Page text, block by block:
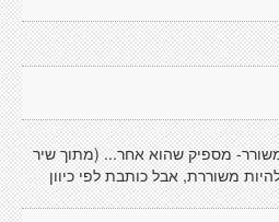
מספיק שהוא אחר... (מתוך שיר
משוררת, אבל כותבת לפי כיוון